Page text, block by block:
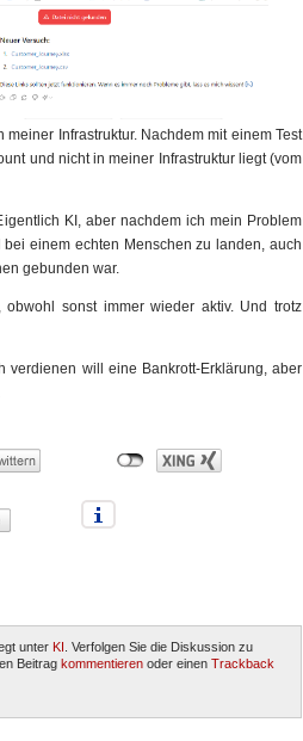
Infrastruktur. Nachdem mit einem Test
und nicht in meiner Infrastruktur liegt (vom
KI, aber nachdem ich mein Problem
einem echten Menschen zu landen, auch
gebunden war.
obwohl sonst immer wieder aktiv. Und trotz
verdienen will eine Bankrott-Erklärung, aber
unter KI . Verfolgen Sie die Diskussion zu
Beitrag kommentieren oder einen Trackback